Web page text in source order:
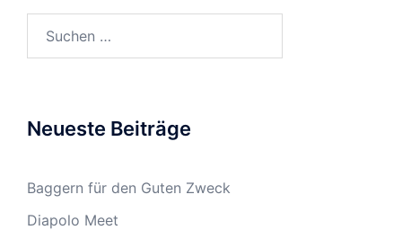
Neueste Beiträge
Baggern für den Guten Zweck
Diapolo Meet